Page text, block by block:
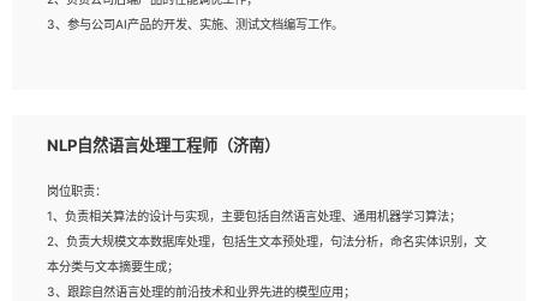
3、参与公司AI产品的开发、实施、测试文档编写工作。
验的更佳；
3、熟悉数据库开发，熟悉Mysql、Oracle、MongoDb数据库应用开发其中一种；
4、熟悉Python Wed框架（Django/Flask...）代码能力优秀，熟悉编码规范和具备
良好的文档编写能力）；
5、沟通表达能力强，具备团队协作能力。
NLP自然语言处理工程师（济南）
岗位职责：
1、负责相关算法的设计与实现，主要包括自然语言处理、通用机器学习算法；
2、负责大规模文本数据库处理，包括生文本预处理，句法分析，命名实体识别，文
本分类与文本摘要生成；
3、跟踪自然语言处理的前沿技术和业界先进的模型应用；